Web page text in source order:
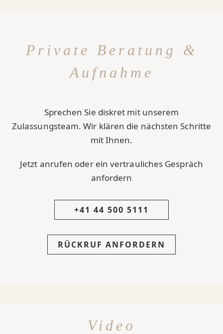
Private Beratung &
Aufnahme
Sprechen Sie diskret mit unserem
Zulassungsteam. Wir klären die nächsten Schritte
mit Ihnen.
Jetzt anrufen oder ein vertrauliches Gespräch
anfordern
+41 44 500 5111
RÜCKRUF ANFORDERN
Video